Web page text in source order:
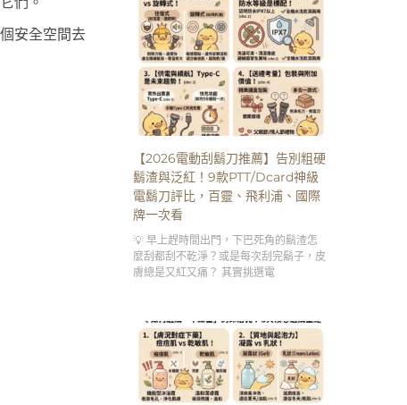
安全空間去
【2026電動刮鬍刀推薦】告別粗硬
鬍渣與泛紅！9款PTT/Dcard神級
電鬍刀評比，百靈、飛利浦、國際
牌一次看
💡 早上趕時間出門，下巴死角的鬍渣怎
麼刮都刮不乾淨？或是每次刮完鬍子，皮
膚總是又紅又痛？ 其實挑選電